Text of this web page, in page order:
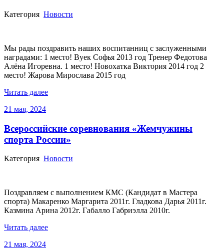
Категория Новости
Мы рады поздравить наших воспитанниц с заслуженными
наградами: 1 место! Вуек Софья 2013 год Тренер Федотова
Алёна Игоревна. 1 место! Новохатка Виктория 2014 год 2
место! Жарова Мирослава 2015 год
Читать далее
21 мая, 2024
Всероссийские соревнования «Жемчужины
спорта России»
Категория Новости
Поздравляем с выполнением КМС (Кандидат в Мастера
спорта) Макаренко Маргарита 2011г. Гладкова Дарья 2011г.
Казмина Арина 2012г. Габалло Габриэлла 2010г.
Читать далее
21 мая, 2024